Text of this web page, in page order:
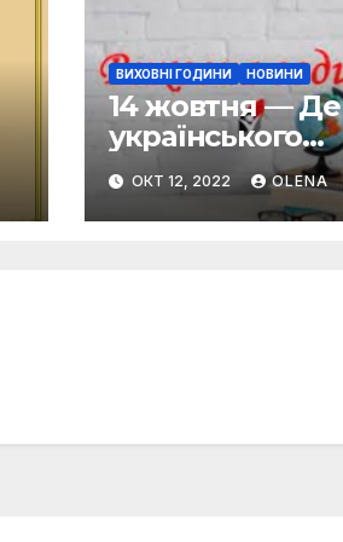
ВИХОВНІ ГОДИНИ НОВИНИ
14 жовтня —
українського
козацтва
ОКТ 12, 2022 OLENA